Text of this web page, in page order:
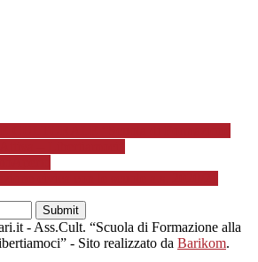
- Ass.Cult. “Scuola di Formazione alla
- Sito realizzato da Barikom.